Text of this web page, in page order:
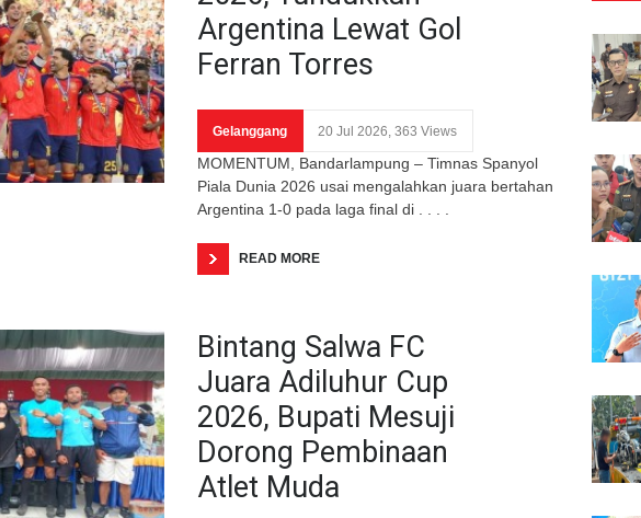
Argentina Lewat Gol
Ferran Torres
Gelanggang 20 Jul 2026, 363 Views
MOMENTUM, Bandarlampung – Timnas Spanyol
Piala Dunia 2026 usai mengalahkan juara bertahan
Argentina 1-0 pada laga final di . . . .
READ MORE
Bintang Salwa FC
Juara Adiluhur Cup
2026, Bupati Mesuji
Dorong Pembinaan
Atlet Muda